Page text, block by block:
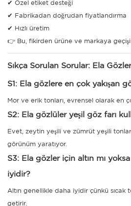
✔ Özel etiket desteği
✔ Fabrikadan doğrudan fiyatlandırma
✔ Hızlı üretim
👉 Bu, fikirden ürüne ve markaya geçişi
Sıkça Sorulan Sorular: Ela
S1: Ela gözlere en çok yakışan
Mor ve erik tonları, evrensel olarak en
S2: Ela gözlüler yeşil göz farı
Evet, zeytin yeşili ve zümrüt yeşili
görünüm yaratıyor.
S3: Ela gözler için altın mı
iyidir?
Altın genellikle daha iyidir çünkü sıcak
getirir.